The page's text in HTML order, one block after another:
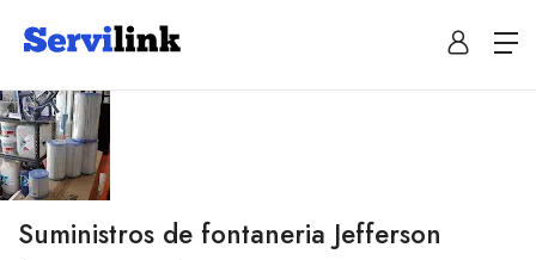
Suministros de fontaneria Jefferson